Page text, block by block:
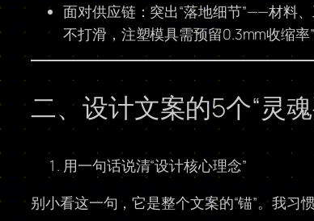
面对供应链：突出“落地细节”——材料
不打滑，注塑模具需预留0.3mm收缩率”
二、设计文案的5个“灵
用一句话说清“设计核心理念”
别小看这一句，它是整个文案的“锚”。我习